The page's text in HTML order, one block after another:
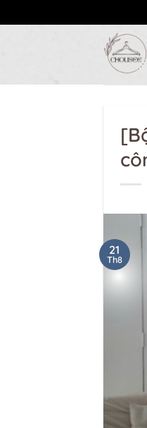
dung
21
Th8